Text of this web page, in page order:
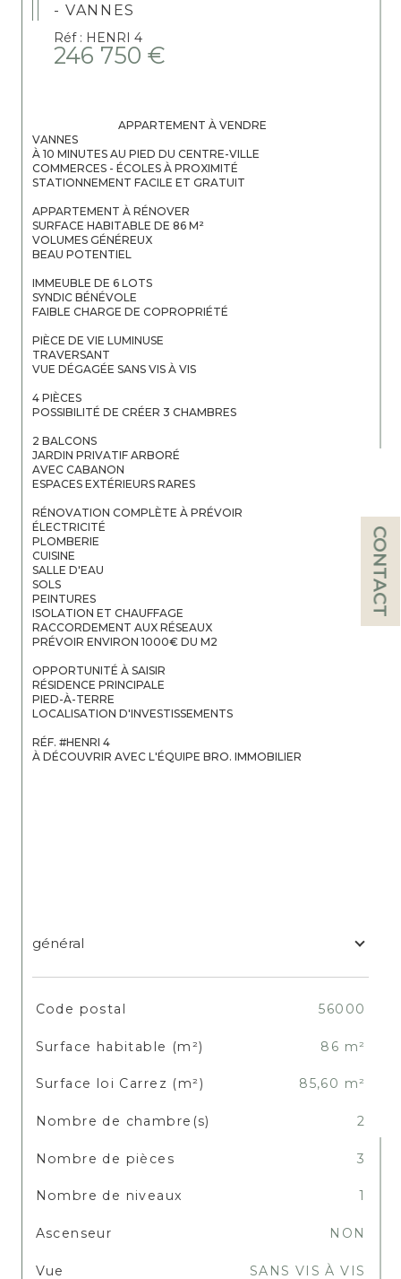
CONTACT
- VANNES
Réf : HENRI 4
246 750 €
VANNES
À 10 MINUTES AU PIED DU CENTRE-VILLE
COMMERCES - ÉCOLES À PROXIMITÉ
STATIONNEMENT FACILE ET GRATUIT
APPARTEMENT À RÉNOVER
SURFACE HABITABLE DE 86 M²
VOLUMES GÉNÉREUX
BEAU POTENTIEL
IMMEUBLE DE 6 LOTS
SYNDIC BÉNÉVOLE
FAIBLE CHARGE DE COPROPRIÉTÉ
PIÈCE DE VIE LUMINUSE
TRAVERSANT
VUE DÉGAGÉE SANS VIS À VIS
4 PIÈCES
POSSIBILITÉ DE CRÉER 3 CHAMBRES
2 BALCONS
JARDIN PRIVATIF ARBORÉ
AVEC CABANON
ESPACES EXTÉRIEURS RARES
RÉNOVATION COMPLÈTE À PRÉVOIR
ÉLECTRICITÉ
PLOMBERIE
CUISINE
SALLE D'EAU
SOLS
PEINTURES
ISOLATION ET CHAUFFAGE
RACCORDEMENT AUX RÉSEAUX
PRÉVOIR ENVIRON 1000€ DU M2
OPPORTUNITÉ À SAISIR
RÉSIDENCE PRINCIPALE
PIED-À-TERRE
LOCALISATION D'INVESTISSEMENTS
RÉF. #HENRI 4
À DÉCOUVRIR AVEC L'ÉQUIPE BRO. IMMOBILIER
général
TRAD_SIROCCO_Caracteristique
Code postal 56000
Surface habitable (m²) 86 m²
Surface loi Carrez (m²) 85,60 m²
Nombre de chambre(s) 2
Nombre de pièces 3
Nombre de niveaux 1
Ascenseur NON
Vue SANS VIS À VIS